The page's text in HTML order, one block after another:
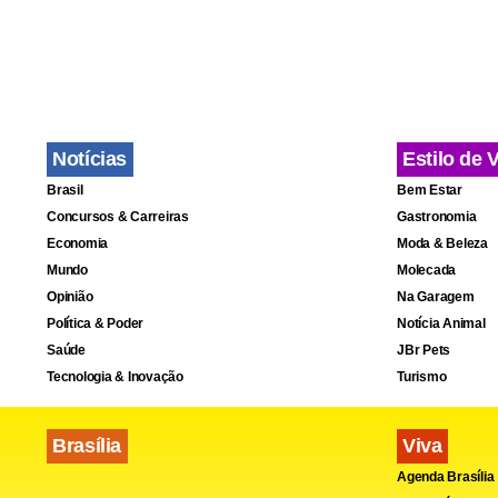
Notícias
Brasil
Concursos & Carreiras
Economia
Mundo
Opinião
Política & Poder
Saúde
Tecnologia & Inovação
Brasília
Estilo de
Bem Estar
Gastronomia
Moda & Beleza
Molecada
Na Garagem
Notícia Animal
JBr Pets
Turismo
Viva
Agenda Brasília